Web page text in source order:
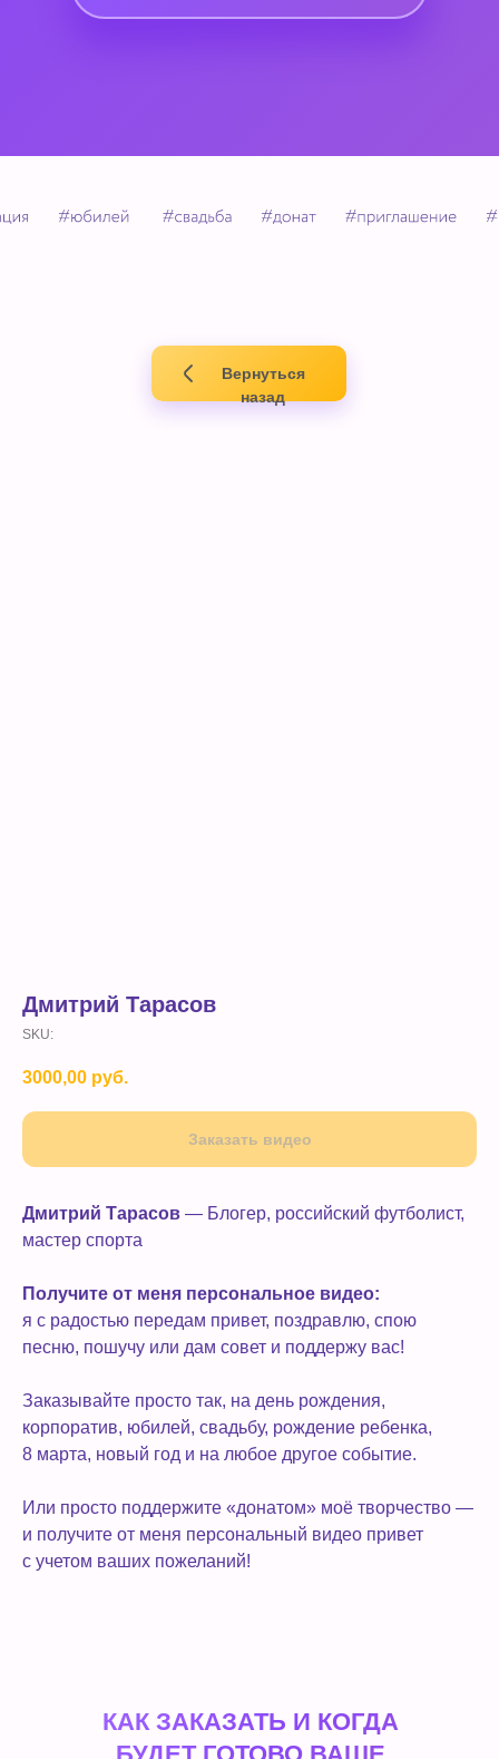
Вернуться
назад
Дмитрий Тарасов
SKU:
3000,00 руб.
Заказать видео
Дмитрий Тарасов — Блогер, российский футболист,
мастер спорта
Получите от меня персональное видео:
я с радостью передам привет, поздравлю, спою
песню, пошучу или дам совет и поддержу вас!
Заказывайте просто так, на день рождения,
корпоратив, юбилей, свадьбу, рождение ребенка,
8 марта, новый год и на любое другое событие.
Или просто поддержите «донатом» моё творчество —
и получите от меня персональный видео привет
с учетом ваших пожеланий!
КАК ЗАКАЗАТЬ И КОГДА